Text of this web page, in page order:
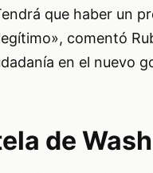
que haber un
comentó
en el nuevo
de